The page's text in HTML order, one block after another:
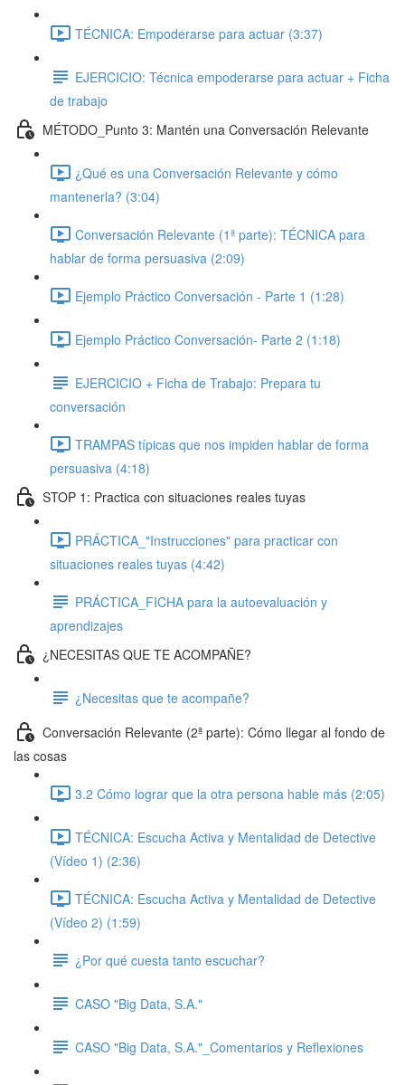
TÉCNICA: Empoderarse para actuar (3:37)
EJERCICIO: Técnica empoderarse para actuar + Ficha
de trabajo
MÉTODO_Punto 3: Mantén una Conversación Relevante
¿Qué es una Conversación Relevante y cómo
mantenerla? (3:04)
Conversación Relevante (1ª parte): TÉCNICA para
hablar de forma persuasiva (2:09)
Ejemplo Práctico Conversación - Parte 1 (1:28)
Ejemplo Práctico Conversación- Parte 2 (1:18)
EJERCICIO + Ficha de Trabajo: Prepara tu
conversación
TRAMPAS típicas que nos impiden hablar de forma
persuasiva (4:18)
STOP 1: Practica con situaciones reales tuyas
PRÁCTICA_"Instrucciones" para practicar con
situaciones reales tuyas (4:42)
PRÁCTICA_FICHA para la autoevaluación y
aprendizajes
¿NECESITAS QUE TE ACOMPAÑE?
¿Necesitas que te acompañe?
Conversación Relevante (2ª parte): Cómo llegar al fondo de
las cosas
3.2 Cómo lograr que la otra persona hable más (2:05)
TÉCNICA: Escucha Activa y Mentalidad de Detective
(Vídeo 1) (2:36)
TÉCNICA: Escucha Activa y Mentalidad de Detective
(Vídeo 2) (1:59)
¿Por qué cuesta tanto escuchar?
CASO "Big Data, S.A."
CASO "Big Data, S.A."_Comentarios y Reflexiones